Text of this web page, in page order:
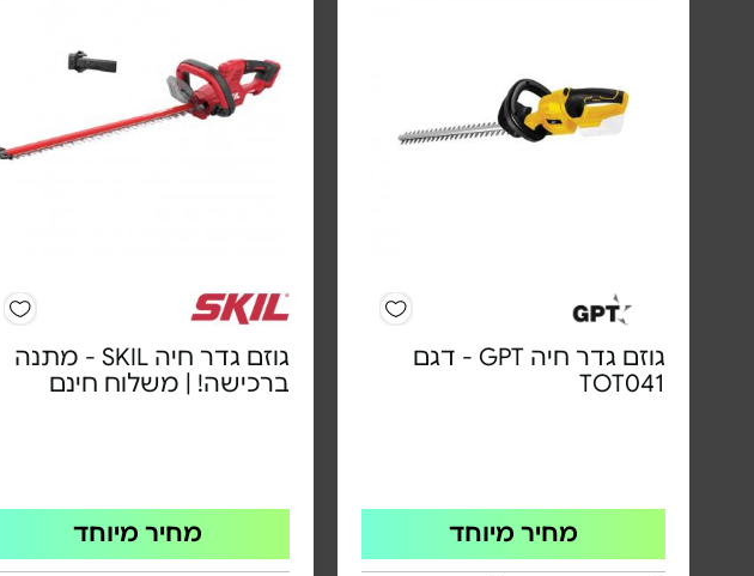
גוזם גדר חיה GPT - דגם
TOT041
מחיר מיוחד
גוזם גדר חיה SKIL - מתנה
ברכישה! | משלוח חינם
מחיר מיוחד